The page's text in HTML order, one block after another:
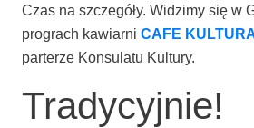
Czas na szcze­gó­ły. Widzi­my się w
pro­grach kawiar­ni CAFE
par­te­rze Kon­su­la­tu Kultury.
Tradycyjnie!